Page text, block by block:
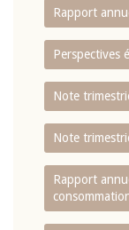
Rapport
Perspectives
Note
Note
Rapport